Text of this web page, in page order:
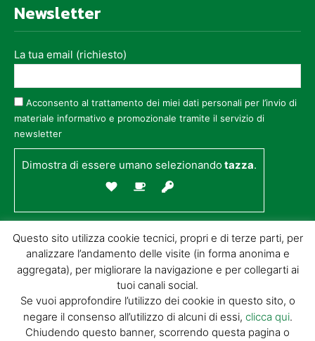
Newsletter
La tua email (richiesto)
Acconsento al trattamento dei miei dati personali per l’invio di
materiale informativo e promozionale tramite il servizio di
newsletter
Dimostra di essere umano selezionandotazza.
© GIORGIO TESI EDITRICE S.R.L. | P.IVA
Questo sito utilizza cookie tecnici, propri e di terze parti, per
analizzare l’andamento delle visite (in forma anonima e
aggregata), per migliorare la navigazione e per collegarti ai
tuoi canali social.
Se vuoi approfondire l’utilizzo dei cookie in questo sito, o
negare il consenso all’utilizzo di alcuni di essi, clicca qui.
Chiudendo questo banner, scorrendo questa pagina o